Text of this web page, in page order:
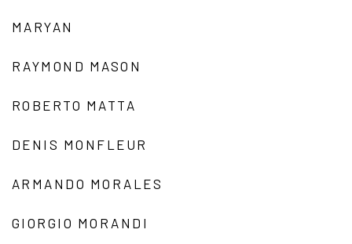
MARYAN
RAYMOND MASON
ROBERTO MATTA
DENIS MONFLEUR
ARMANDO MORALES
GIORGIO MORANDI